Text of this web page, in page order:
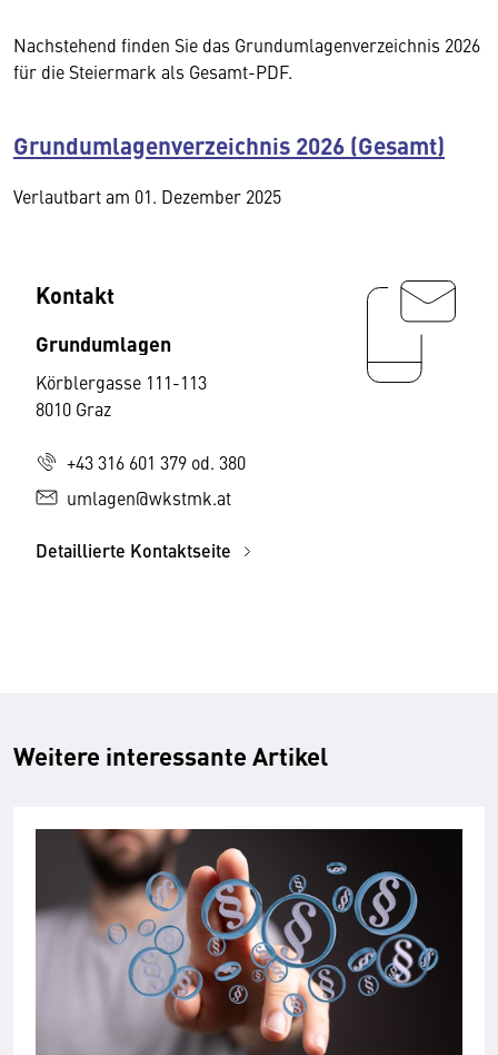
Nachstehend finden Sie das Grundumlagenverzeichnis 2026
für die Steiermark als Gesamt-PDF.
Grundumlagenverzeichnis 2026 (Gesamt)
Verlautbart am 01. Dezember 2025
Kontakt
Grundumlagen
Körblergasse 111-113
8010 Graz
+43 316 601 379 od. 380
umlagen@wkstmk.at
Detaillierte Kontaktseite
Weitere interessante Artikel